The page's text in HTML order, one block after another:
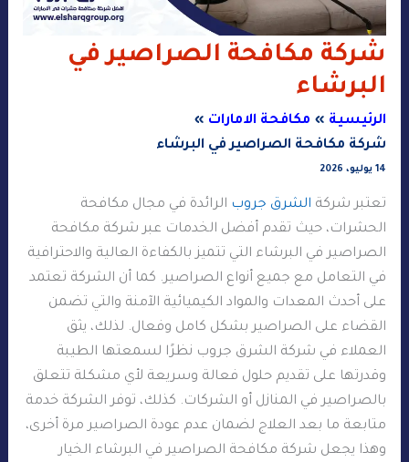
شركة مكافحة الصراصير في
البرشاء
الرئيسية
مكافحة الامارات
شركة مكافحة الصراصير في البرشاء
14 يوليو، 2026
تعتبر شركة الشرق جروب الرائدة في مجال مكافحة
الحشرات، حيث تقدم أفضل الخدمات عبر شركة مكافحة
الصراصير في البرشاء التي تتميز بالكفاءة العالية والاحترافية
في التعامل مع جميع أنواع الصراصير. كما أن الشركة تعتمد
على أحدث المعدات والمواد الكيميائية الآمنة والتي تضمن
القضاء على الصراصير بشكل كامل وفعال. لذلك، يثق
العملاء في شركة الشرق جروب نظرًا لسمعتها الطيبة
وقدرتها على تقديم حلول فعالة وسريعة لأي مشكلة تتعلق
بالصراصير في المنازل أو الشركات. كذلك، توفر الشركة خدمة
متابعة ما بعد العلاج لضمان عدم عودة الصراصير مرة أخرى،
وهذا يجعل شركة مكافحة الصراصير في البرشاء الخيار